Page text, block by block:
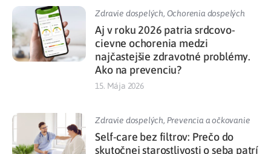
Zdravie dospelých, Ochorenia dospelých
Aj v roku 2026 patria srdcovo-
cievne ochorenia medzi
najčastejšie zdravotné problémy.
Ako na prevenciu?
15. Mája 2026
Zdravie dospelých, Prevencia a očkovanie
Self-care bez filtrov: Prečo do
skutočnej starostlivosti o seba patrí